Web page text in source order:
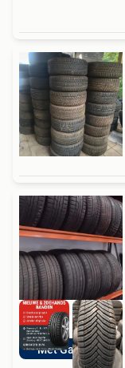
Met Garantie